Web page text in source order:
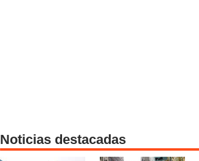
Noticias destacadas